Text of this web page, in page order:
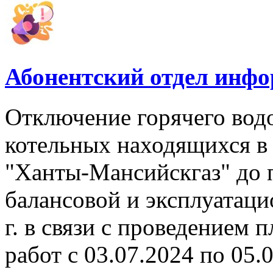
Абонентский отдел
Отключение горячего
котельных находящихся
"Ханты-Мансийскгаз" до
балансовой и
г. в связи с проведением
работ с 03.07.2024 по